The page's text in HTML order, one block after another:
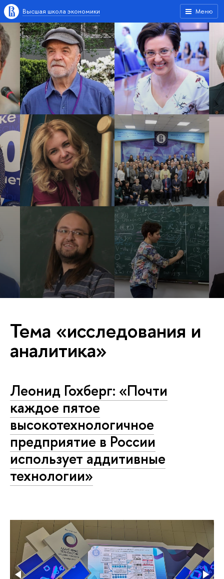
Меню
Высшая школа экономики
Тема «исследования и
аналитика»
Леонид Гохберг: «Почти
каждое пятое
высокотехнологичное
предприятие в России
использует аддитивные
технологии»